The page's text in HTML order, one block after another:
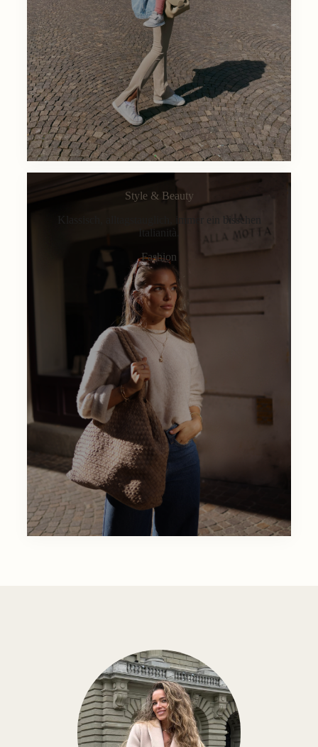
Style & Beauty
Klassisch, alltagstauglich, immer ein bisschen
Italianità.
Fashion